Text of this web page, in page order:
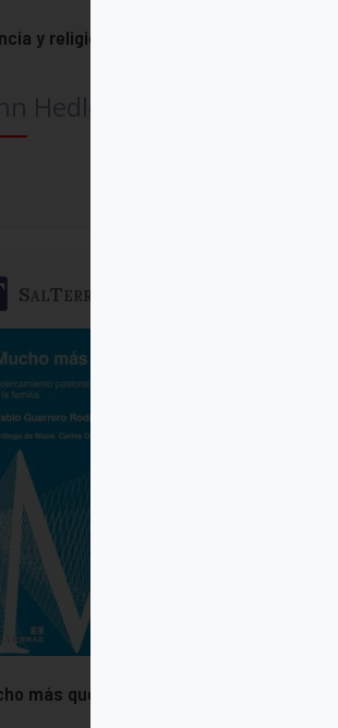
y religión
SalTerrae
más que dos